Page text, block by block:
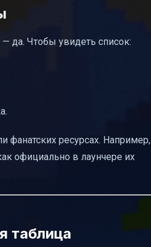
да. Чтобы увидеть список:
фанатских ресурсах. Например,
официально в лаунчере их
таблица